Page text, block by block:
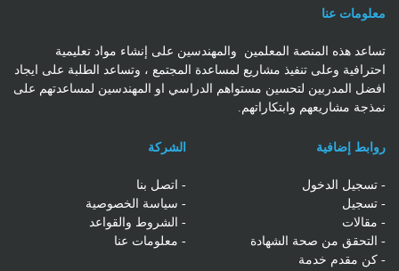
معلومات عنا
تساعد هذه المنصة المعلمين والمهندسين على إنشاء مواد تعليمية
احترافية وعلى تنفيذ مشاريع لمساعدة المجتمع ، وتساعد الطلبة على ايجاد
افضل المدربين لتحسين مستواهم الدراسي او المهندسين لمساعدتهم على
نمذجة مشاريعهم وابتكاراتهم.
روابط إضافية
- تسجيل الدخول
- تسجيل
- مقالات
- التحقق من صحة الشهادة
- كن مقدم خدمة
الشركة
- اتصل بنا
- سياسة الخصوصية
- الشروط والقواعد
- معلومات عنا